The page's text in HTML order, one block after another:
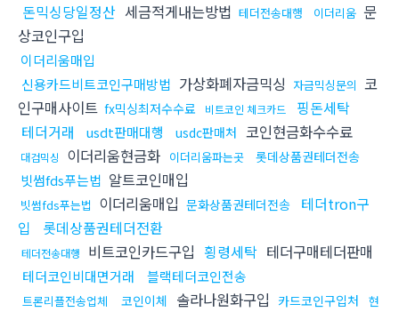
돈믹싱당일정산 세금적게내는방법 테더전송대행 이더리움 문
상코인구입
이더리움매입
신용카드비트코인구매방법 가상화폐자금믹싱 자금믹싱문의 코
인구매사이트 fx믹싱최저수수료 비트코인 체크카드
핑돈세탁
테더거래
usdt판매대행 usdc판매처 코인현금화수수료
대검믹싱 이더리움현금화 이더리움파는곳 롯데상품권테더전송
빗썸fds푸는법 알트코인매입
빗썸fds푸는법 이더리움매입 문화상품권테더전송
테더tron구
입
롯데상품권테더전환
테더전송대행 비트코인카드구입 횡령세탁 테더구매테더판매
테더코인비대면거래 블랙테더코인전송
트론리플전송업체 코인이체 솔라나원화구입 카드코인구입처
현